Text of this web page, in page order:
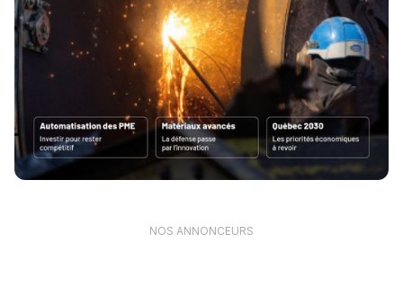
NOS ANNONCEURS